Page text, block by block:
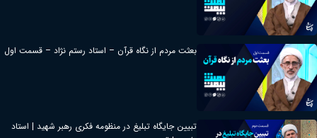
بعثت مردم از نگاه قرآن – استاد رستم نژاد – قسمت اول
تبیین جایگاه تبلیغ در منظومه فکری رهبر شهید | استاد